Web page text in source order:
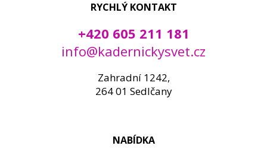
RYCHLÝ KONTAKT
+420 605 211 181
info@kadernickysvet.cz
Zahradní 1242,
264 01 Sedlčany
NABÍDKA